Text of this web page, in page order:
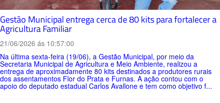
Gestão Municipal entrega cerca de 80 kits para fortalecer a
Agricultura Familiar
21/06/2026 ás 10:57:00
Na última sexta-feira (19/06), a Gestão Municipal, por meio da
Secretaria Municipal de Agricultura e Meio Ambiente, realizou a
entrega de aproximadamente 80 kits destinados a produtores rurais
dos assentamentos Flor do Prata e Furnas. A ação contou com o
apoio do deputado estadual Carlos Avallone e tem como objetivo f...